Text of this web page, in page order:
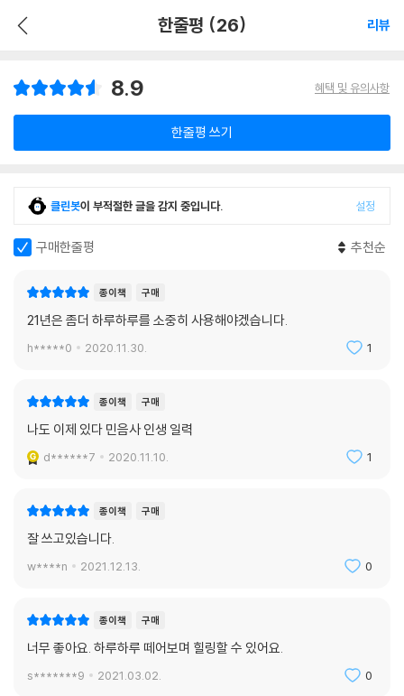
한줄평 (26) 리뷰
8.9 혜택 및 유의사항
한줄평 쓰기
클린봇이 부적절한 글을 감지 중입니다. 설정
구매한줄평 추천순
종이책 구매
21년은 좀더 하루하루를 소중히 사용해야겠습니다.
h*****0 2020.11.30. 1
종이책 구매
나도 이제 있다 민음사 인생 일력
d******7 2020.11.10. 1
종이책 구매
잘 쓰고있습니다.
w****n 2021.12.13. 0
종이책 구매
너무 좋아요. 하루하루 떼어보며 힐링할 수 있어요.
s*******9 2021.03.02. 0